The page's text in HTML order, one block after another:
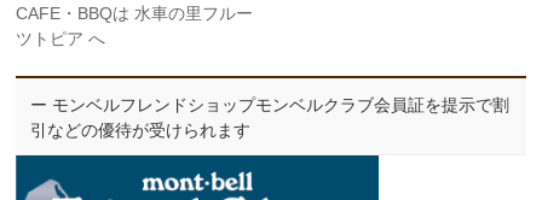
CAFE・BBQは 水車の里フルー
ツトピア へ
ー モンベルフレンドショップモンベルクラブ会員証を提示で割
引などの優待が受けられます